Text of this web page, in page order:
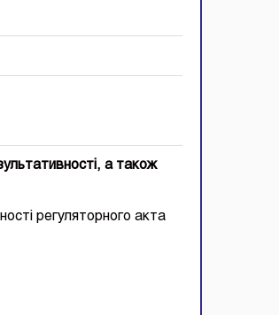
а також
регуляторного акта